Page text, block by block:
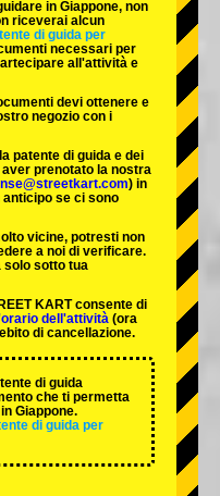
in Giappone, non
riceverai alcun
di guida per
necessari per
all'attività e
devi ottenere e
negozio con i
patente di guida e dei
prenotato la nostra
) in
se ci sono
vicine, potresti non
a noi di verificare.
solo sotto tua
KART consente di
dell'attività (ora
di cancellazione.
di guida
che ti permetta
Giappone.
di guida per